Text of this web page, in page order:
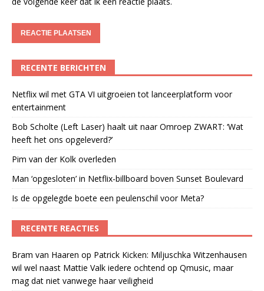
RECENTE BERICHTEN
Netflix wil met GTA VI uitgroeien tot lanceerplatform voor
entertainment
Bob Scholte (Left Laser) haalt uit naar Omroep ZWART: ‘Wat
heeft het ons opgeleverd?’
Pim van der Kolk overleden
Man ‘opgesloten’ in Netflix-billboard boven Sunset Boulevard
Is de opgelegde boete een peulenschil voor Meta?
RECENTE REACTIES
Bram van Haaren op Patrick Kicken: Miljuschka Witzenhausen
wil wel naast Mattie Valk iedere ochtend op Qmusic, maar
mag dat niet vanwege haar veiligheid